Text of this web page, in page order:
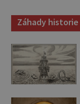
Záhady historie